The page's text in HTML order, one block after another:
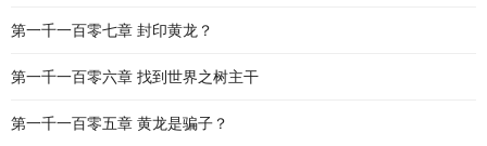
第一千一百零七章 封印黄龙？
第一千一百零六章 找到世界之树主干
第一千一百零五章 黄龙是骗子？